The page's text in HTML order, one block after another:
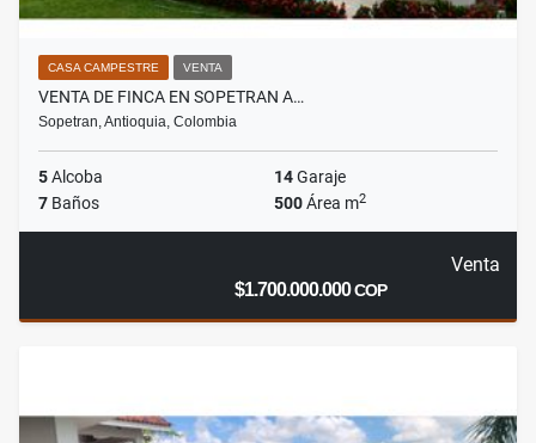
CASA CAMPESTRE VENTA
VENTA DE FINCA EN SOPETRAN A…
Sopetran, Antioquia, Colombia
5Alcoba 14Garaje
7 Baños 500Área m2
Venta
$1.700.000.000COP